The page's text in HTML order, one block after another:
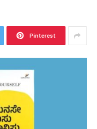
Pinterest